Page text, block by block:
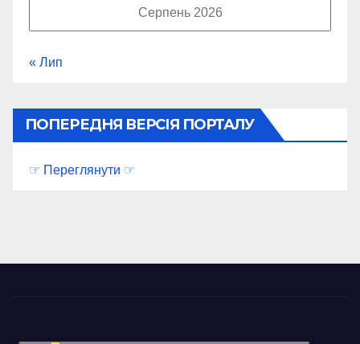
Серпень 2026
« Лип
ПОПЕРЕДНЯ ВЕРСІЯ ПОРТАЛУ
☞ Переглянути ☞